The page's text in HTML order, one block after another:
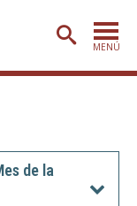
MENÚ
de la